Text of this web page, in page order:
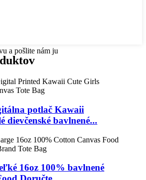
a pošlite nám ju
potlač Kawaii
dievčenské bavlnené...
16oz 100% bavlnené